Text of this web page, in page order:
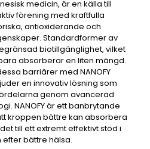
medicin, är en källa till
förening med kraftfulla
antioxiderande och
Standardformer av
biotillgänglighet, vilket
absorberar en liten mängd.
barriärer med NANOFY
en innovativ lösning som
genom avancerad
NANOFY är ett banbrytande
kroppen bättre kan absorbera
till ett extremt effektivt stöd i
efter bättre hälsa.